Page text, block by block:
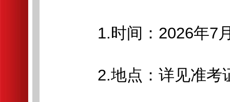
1.时间：2026年7月
2.地点：详见准考